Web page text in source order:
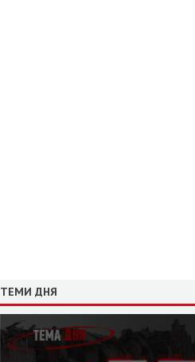
ТЕМИ ДНЯ